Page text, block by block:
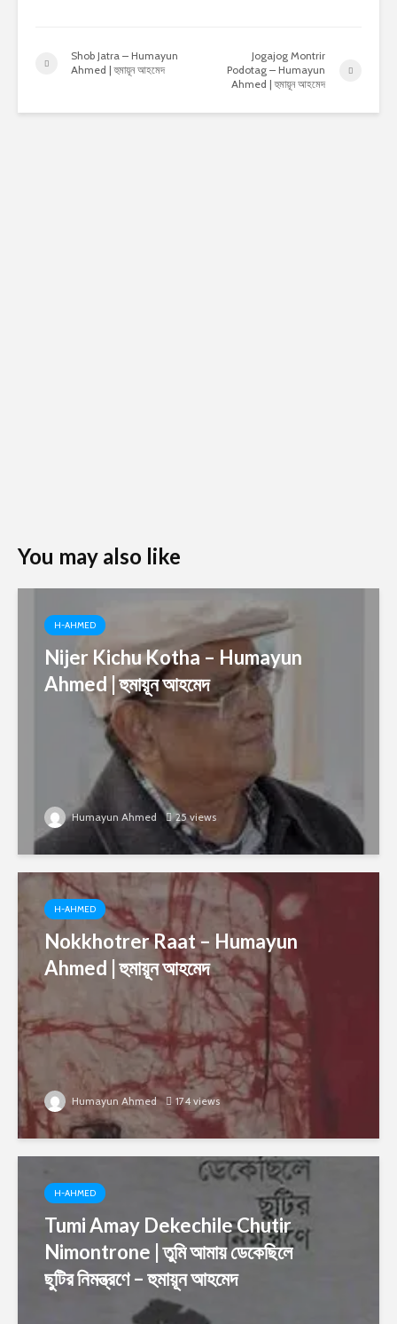
Shob Jatra – Humayun
Ahmed | হুমায়ূন আহমেদ
Jogajog Montrir
Podotag – Humayun
Ahmed | হুমায়ূন আহমেদ
You may also like
H-AHMED
Nijer Kichu Kotha – Humayun
Ahmed | হুমায়ূন আহমেদ
Humayun Ahmed 25 views
H-AHMED
Nokkhotrer Raat – Humayun
Ahmed | হুমায়ূন আহমেদ
Humayun Ahmed 174 views
H-AHMED
Tumi Amay Dekechile Chutir
Nimontrone | তুমি আমায় ডেকেছিলে
ছুটির নিমন্ত্রণে – হুমায়ূন আহমেদ